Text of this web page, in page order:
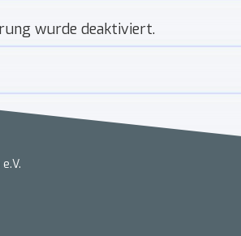
wurde deaktiviert.